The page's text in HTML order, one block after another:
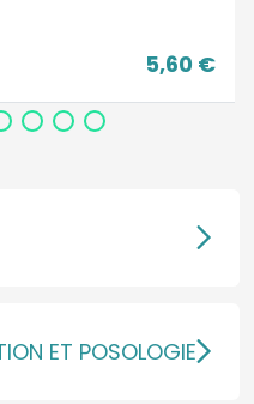
5,60 €
ET POSOLOGIE